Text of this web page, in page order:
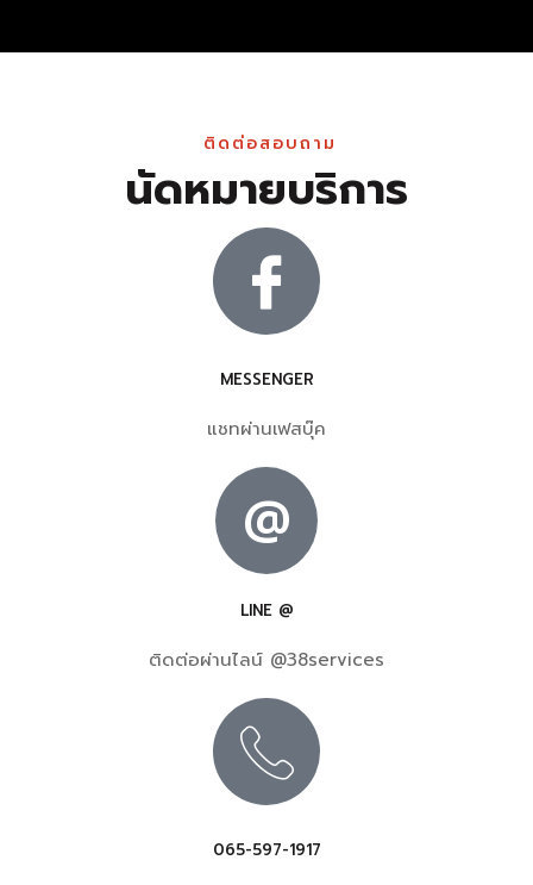
ติดต่อสอบถาม
นัดหมายบริการ
MESSENGER
แชทผ่านเฟสบุ๊ค
@
LINE @
ติดต่อผ่านไลน์ @38services
065-597-1917